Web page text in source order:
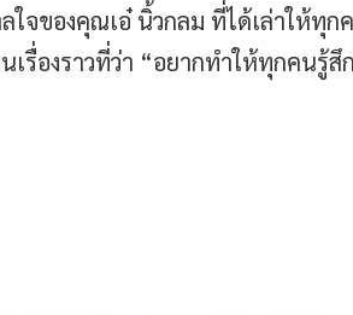
ใจของคุณเอ๋ นิ้วกลม ที่ได้เล่าให้ทุก
เรื่องราวที่ว่า “อยากทำให้ทุกคนรู้สึ